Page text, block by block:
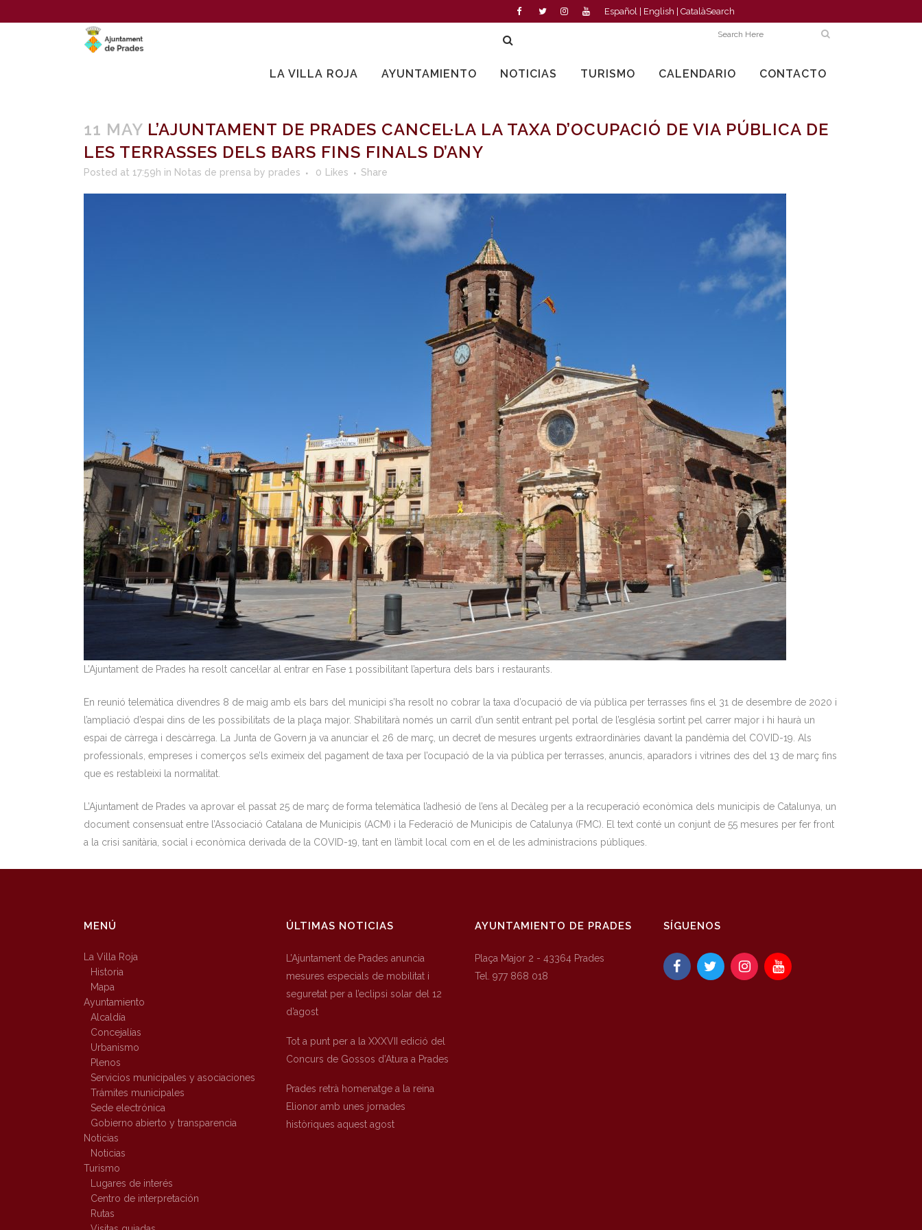
Español English CatalàSearch
LA VILLA ROJA AYUNTAMIENTO NOTICIAS TURISMO CALENDARIO CONTACTO
11 MAY L’AJUNTAMENT DE PRADES CANCEL·LA LA TAXA D’OCUPACIÓ DE VIA PÚBLICA DE
LES TERRASSES DELS BARS FINS FINALS D’ANY
Posted at 17:59h in Notas de prensa by prades 0 Likes Share
L’Ajuntament de Prades ha resolt cancel·lar al entrar en Fase 1 possibilitant l’apertura dels bars i restaurants.
En reunió telemàtica divendres 8 de maig amb els bars del municipi s’ha resolt no cobrar la taxa d’ocupació de vía pública per terrasses fins el 31 de desembre de 2020 i
l’ampliació d’espai dins de les possibilitats de la plaça major. S’habilitarà només un carril d’un sentit entrant pel portal de l’església sortint pel carrer major i hi haurà un
espai de càrrega i descàrrega. La Junta de Govern ja va anunciar el 26 de març, un decret de mesures urgents extraordinàries davant la pandèmia del COVID-19. Als
professionals, empreses i comerços se’ls eximeix del pagament de taxa per l’ocupació de la via pública per terrasses, anuncis, aparadors i vitrines des del 13 de març fins
que es restableixi la normalitat.
L’Ajuntament de Prades va aprovar el passat 25 de març de forma telemàtica l’adhesió de l’ens al Decàleg per a la recuperació econòmica dels municipis de Catalunya, un
document consensuat entre l’Associació Catalana de Municipis (ACM) i la Federació de Municipis de Catalunya (FMC). El text conté un conjunt de 55 mesures per fer front
a la crisi sanitària, social i econòmica derivada de la COVID-19, tant en l’àmbit local com en el de les administracions públiques.
MENÚ
La Villa Roja
Historia
Mapa
Ayuntamiento
Alcaldía
Concejalías
Urbanismo
Plenos
Servicios municipales y asociaciones
Trámites municipales
Sede electrónica
Gobierno abierto y transparencia
Noticias
Noticias
Turismo
Lugares de interés
Centro de interpretación
Rutas
ÚLTIMAS NOTICIAS
L’Ajuntament de Prades anuncia
mesures especials de mobilitat i
seguretat per a l’eclipsi solar del 12
d’agost
Tot a punt per a la XXXVII edició del
Concurs de Gossos d’Atura a Prades
Prades retrà homenatge a la reina
Elionor amb unes jornades
històriques aquest agost
AYUNTAMIENTO DE PRADES
Plaça Major 2 - 43364 Prades
Tel. 977 868 018
SÍGUENOS